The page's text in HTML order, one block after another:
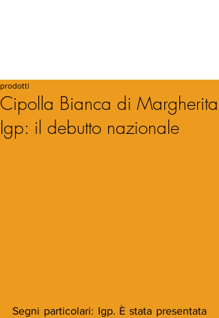
Cipolla Bianca di Margherita
Igp: il debutto nazionale
prodotti
Segni particolari: Igp. È stata presentata